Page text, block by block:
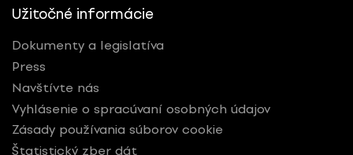
Užitočné informácie
Dokumenty a legislatíva
Press
Navštívte nás
Vyhlásenie o spracúvaní osobných údajov
Zásady používania súborov cookie
Štatistický zber dát